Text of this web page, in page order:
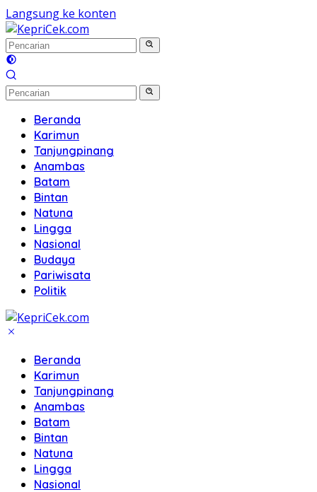
Langsung ke konten
Beranda
Karimun
Tanjungpinang
Anambas
Batam
Bintan
Natuna
Lingga
Nasional
Budaya
Pariwisata
Politik
Beranda
Karimun
Tanjungpinang
Anambas
Batam
Bintan
Natuna
Lingga
Nasional